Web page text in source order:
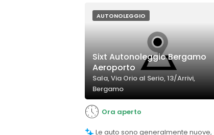
AUTONOLEGGIO
Sixt Autonoleggio Bergamo
Aeroporto
Sala, Via Orio al Serio, 13/Arrivi,
Bergamo
Ora aperto